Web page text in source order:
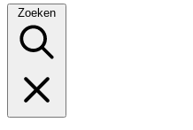
Zoeken